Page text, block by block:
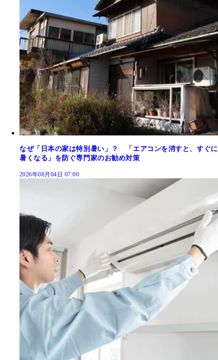
なぜ「日本の家は特別暑い」？ 「エアコンを消すと、すぐに
暑くなる」を防ぐ専門家のお勧め対策
2026年08月04日 07:00